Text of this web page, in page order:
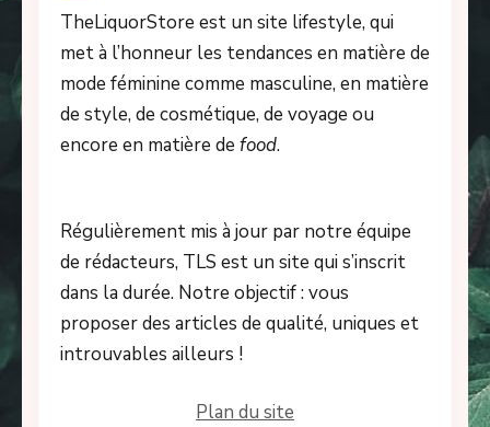
TheLiquorStore est un site lifestyle, qui
met à l’honneur les tendances en matière de
mode féminine comme masculine, en matière
de style, de cosmétique, de voyage ou
encore en matière de food.
Régulièrement mis à jour par notre équipe
de rédacteurs, TLS est un site qui s’inscrit
dans la durée. Notre objectif : vous
proposer des articles de qualité, uniques et
introuvables ailleurs !
Plan du site